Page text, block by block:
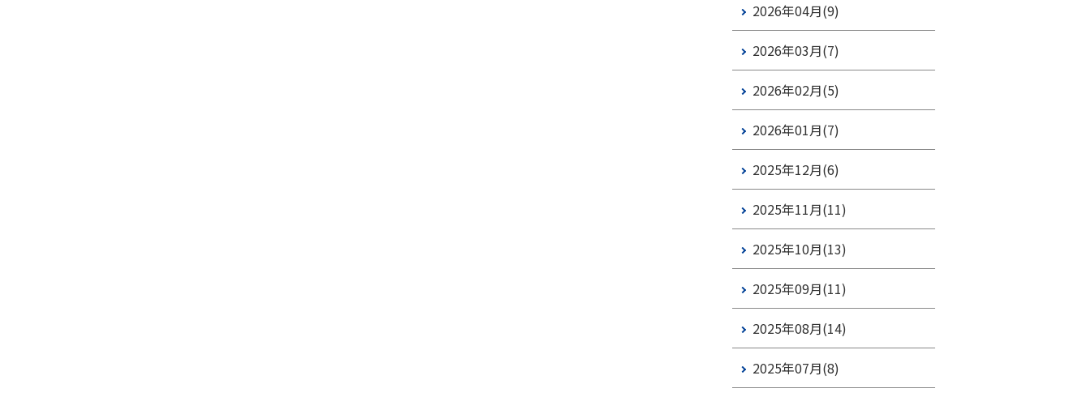
2026年04月(9)
2026年03月(7)
2026年02月(5)
2026年01月(7)
2025年12月(6)
2025年11月(11)
2025年10月(13)
2025年09月(11)
2025年08月(14)
2025年07月(8)